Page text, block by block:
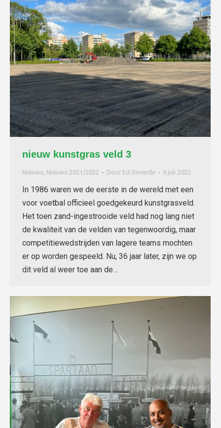
nieuw kunstgras veld 3
Nieuws, Nieuws 2021/2022 Door Ed Goverde 5 juli 2022
In 1986 waren we de eerste in de wereld met een
voor voetbal officieel goedgekeurd kunstgrasveld.
Het toen zand-ingestrooide veld had nog lang niet
de kwaliteit van de velden van tegenwoordig, maar
competitiewedstrijden van lagere teams mochten
er op worden gespeeld. Nu, 36 jaar later, zijn we op
dit veld al weer toe aan de…